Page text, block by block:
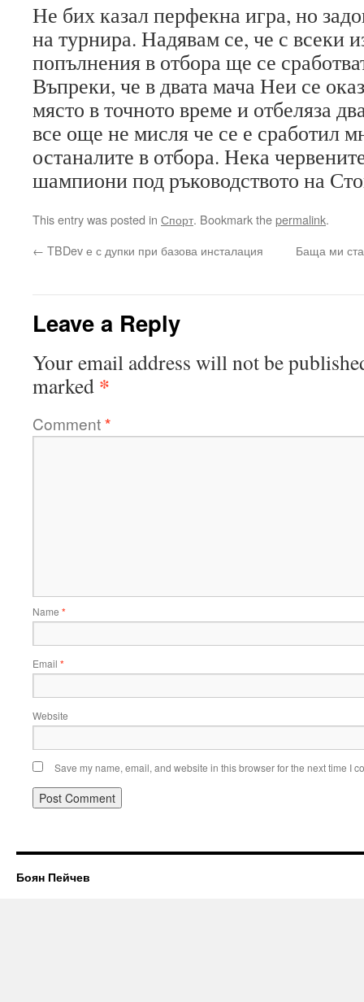
Не бих казал перфекна игра, но
на турнира. Надявам се, че с всеки
попълнения в отбора ще се
Въпреки, че в двата мача Неи се
място в точното време и отбеляза
все още не мисля че се е сработил
останалите в отбора. Нека
шампиони под ръководството на
This entry was posted in Спорт. Bookmark thepermalink.
← TBDev е с дупки при базова инсталация Баща ми
Leave a Reply
Your email address will not be
marked *
Comment*
Name *
Email *
Website
Save my name, email, and website in this browser for the next time I
Боян Пейчев